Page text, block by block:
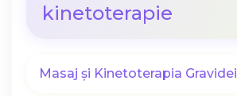
kinetoterapie
Masaj și Kinetoterapia Gravidei